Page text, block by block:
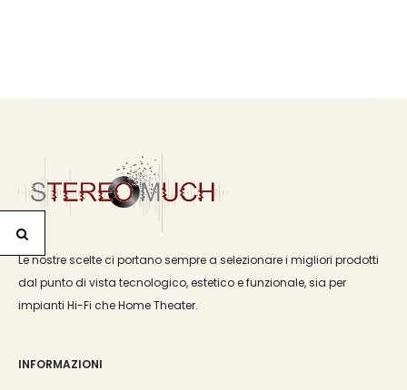
Le nostre scelte ci portano sempre a selezionare i migliori prodotti
dal punto di vista tecnologico, estetico e funzionale, sia per
impianti Hi-Fi che Home Theater.
INFORMAZIONI